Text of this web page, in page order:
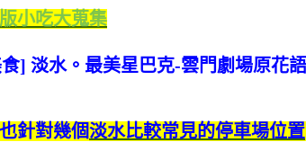
小吃大蒐集
針對幾個淡水比較常見的停車場位置